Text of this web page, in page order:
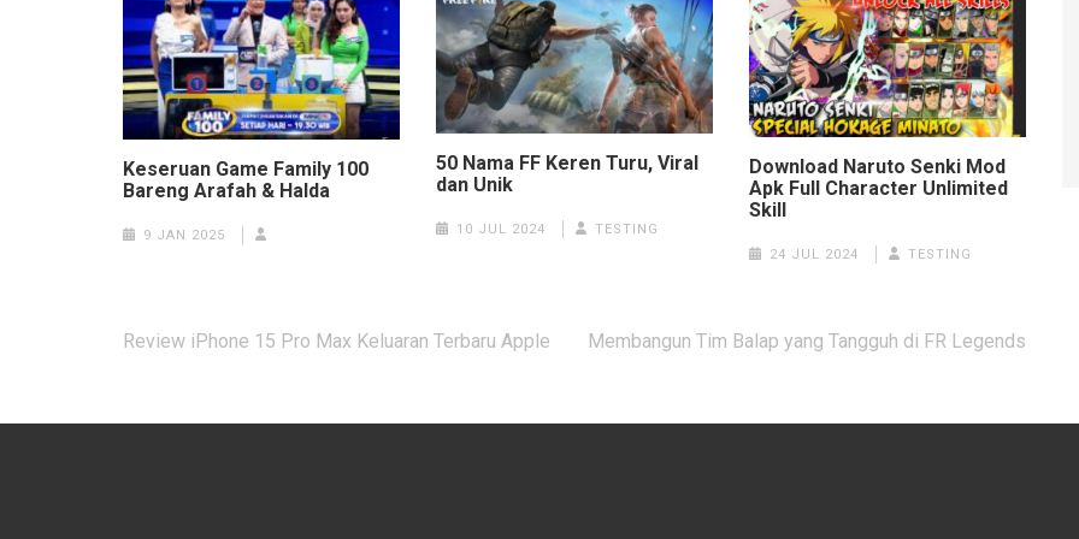
Keseruan Game Family 100
Bareng Arafah & Halda
9 JAN 2025
50 Nama FF Keren Turu, Viral
dan Unik
10 JUL 2024 TESTING
Download Naruto Senki Mod
Apk Full Character Unlimited
Skill
24 JUL 2024 TESTING
Post
Review iPhone 15 Pro Max Keluaran Terbaru Apple Membangun Tim Balap yang Tangguh di FR Legends